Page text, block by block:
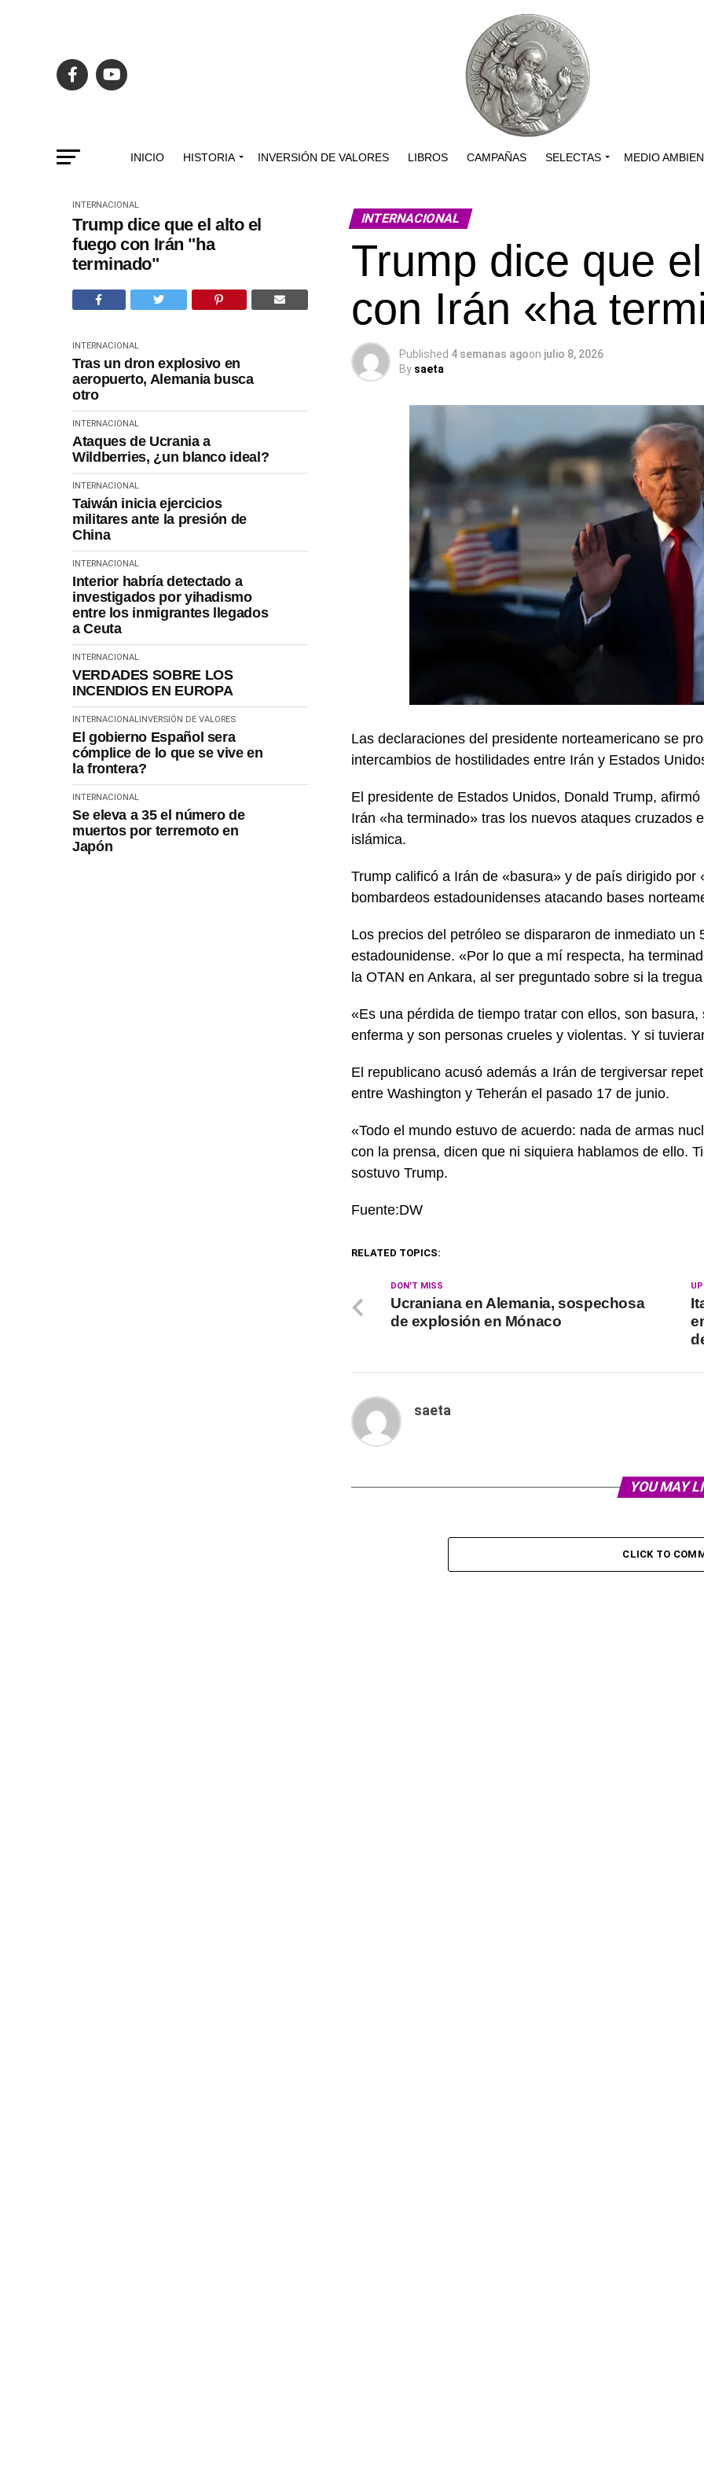
INICIO HISTORIA INVERSIÓN DE VALORES LIBROS CAMPAÑAS SELECTAS MEDIO
INTERNACIONAL
Trump dice que el alto el
fuego con Irán "ha
terminado"
INTERNACIONAL
Tras un dron explosivo en
aeropuerto, Alemania busca
otro
INTERNACIONAL
Ataques de Ucrania a
Wildberries, ¿un blanco ideal?
INTERNACIONAL
Taiwán inicia ejercicios
militares ante la presión de
China
INTERNACIONAL
Interior habría detectado a
investigados por yihadismo
entre los inmigrantes llegados
a Ceuta
INTERNACIONAL
VERDADES SOBRE LOS
INCENDIOS EN EUROPA
INTERNACIONALINVERSIÓN DE VALORES
El gobierno Español sera
cómplice de lo que se vive en
la frontera?
INTERNACIONAL
Se eleva a 35 el número de
muertos por terremoto en
Japón
INTERNACIONAL
Trump dice que
con Irán «ha
Published 4 semanas agoon julio 8, 2026
By saeta
Las declaraciones del presidente norteamericano se
intercambios de hostilidades entre Irán y Estados
El presidente de Estados Unidos, Donald Trump,
Irán «ha terminado» tras los nuevos ataques cruzados
islámica.
Trump calificó a Irán de «basura» y de país dirigido
bombardeos estadounidenses atacando bases
Los precios del petróleo se dispararon de inmediato
estadounidense. «Por lo que a mí respecta, ha
la OTAN en Ankara, al ser preguntado sobre si la
«Es una pérdida de tiempo tratar con ellos, son
enferma y son personas crueles y violentas. Y si
El republicano acusó además a Irán de tergiversar
entre Washington y Teherán el pasado 17 de junio.
«Todo el mundo estuvo de acuerdo: nada de armas
con la prensa, dicen que ni siquiera hablamos de ello.
sostuvo Trump.
Fuente:DW
RELATED TOPICS:
DON'T MISS
Ucraniana en Alemania, sospechosa
de explosión en Mónaco
saeta
YOU MAY
CLICK TO